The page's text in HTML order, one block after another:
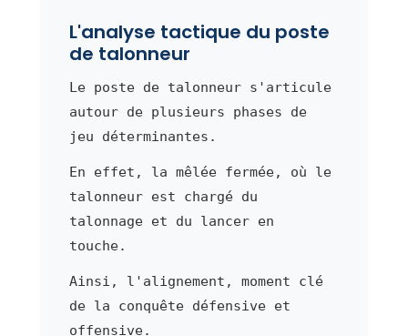
L'analyse tactique du poste
de talonneur
Le poste de talonneur s'articule
autour de plusieurs phases de
jeu déterminantes.
En effet, la mêlée fermée, où le
talonneur est chargé du
talonnage et du lancer en
touche.
Ainsi, l'alignement, moment clé
de la conquête défensive et
offensive.